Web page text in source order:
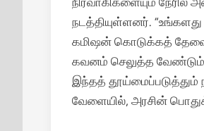
நடத்தியுள்ளனர்.
கமிஷன் கொடுக்கத்
கவனம் செலுத்த
இந்தத் தூய்மைப்படுத்தும்
வேளையில், அரசின்